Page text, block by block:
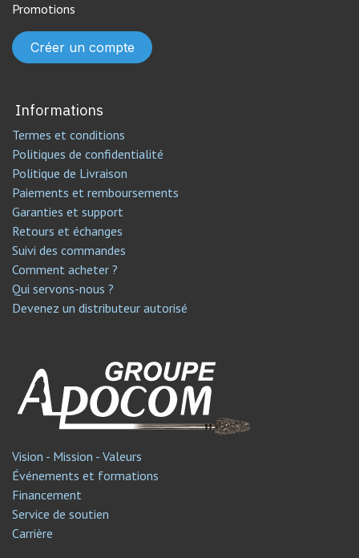
Promotions
Créer un compte
Informations
Termes et conditions
Politiques de confidentialité
Politique de Livraison
Paiements et remboursements
Garanties et support
Retours et échanges
Suivi des commandes
Comment acheter ?
Qui servons-nous ?
Devenez un distributeur autorisé
Vision - Mission - Valeurs
Événements et formations
Financement
Service de soutien​
Carrière